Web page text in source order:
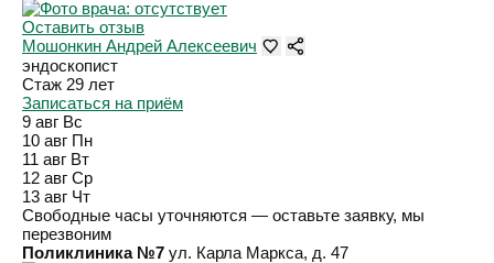
Оставить отзыв
Мошонкин Андрей Алексеевич
эндоскопист
Стаж 29 лет
Записаться на приём
9 авг Вс
10 авг Пн
11 авг Вт
12 авг Ср
13 авг Чт
Свободные часы уточняются — оставьте заявку, мы
перезвоним
Поликлиника №7 ул. Карла Маркса, д. 47